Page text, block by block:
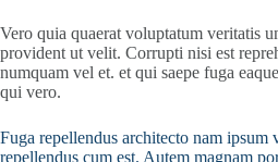
Vero quia quaerat voluptatum veritatis
provident ut velit. Corrupti nisi est
numquam vel et. et qui saepe fuga
qui vero.
Fuga repellendus architecto nam ipsum
repellendus cum est. Autem magnam